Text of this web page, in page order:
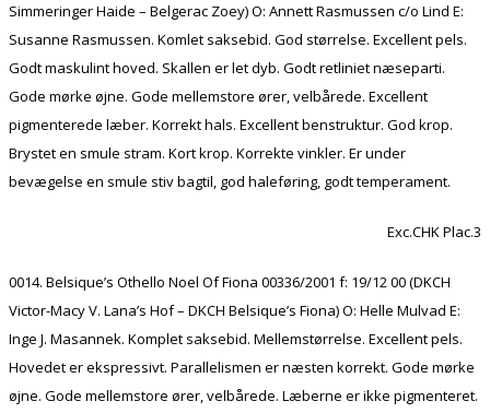
Simmeringer Haide – Belgerac Zoey) O: Annett Rasmussen c/o Lind E:
Susanne Rasmussen. Komlet saksebid. God størrelse. Excellent pels.
Godt maskulint hoved. Skallen er let dyb. Godt retliniet næseparti.
Gode mørke øjne. Gode mellemstore ører, velbårede. Excellent
pigmenterede læber. Korrekt hals. Excellent benstruktur. God krop.
Brystet en smule stram. Kort krop. Korrekte vinkler. Er under
bevægelse en smule stiv bagtil, god haleføring, godt temperament.
Exc.CHK Plac.3
0014. Belsique’s Othello Noel Of Fiona 00336/2001 f: 19/12 00 (DKCH
Victor-Macy V. Lana’s Hof – DKCH Belsique’s Fiona) O: Helle Mulvad E:
Inge J. Masannek. Komplet saksebid. Mellemstørrelse. Excellent pels.
Hovedet er ekspressivt. Parallelismen er næsten korrekt. Gode mørke
øjne. Gode mellemstore ører, velbårede. Læberne er ikke pigmenteret.